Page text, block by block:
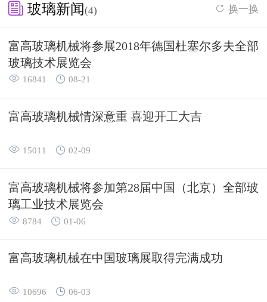
 换一换
 玻璃新闻(4)
富高玻璃机械将参展2018年德国杜塞尔多夫全部
玻璃技术展览会
 16841  08-21
富高玻璃机械情深意重 喜迎开工大吉
 15011  02-09
富高玻璃机械将参加第28届中国（北京）全部玻
璃工业技术展览会
 8784  01-06
富高玻璃机械在中国玻璃展取得完满成功
 10696  06-03